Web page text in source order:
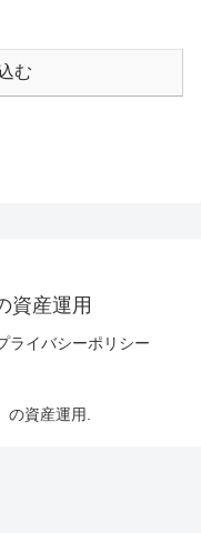
む
資産運用
ライバシーポリシー
の資産運用.